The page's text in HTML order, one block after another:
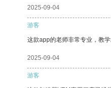
2025-09-04
游客
这款app的老师非常专业，教
2025-09-04
游客